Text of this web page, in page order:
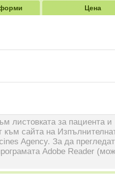
Цена
листовката за пациента и
към сайта на
Agency. За да
Adobe Reader